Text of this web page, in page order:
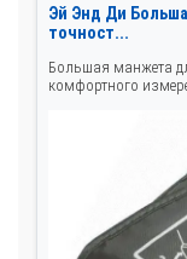
Эй Энд Ди
точност...
Большая манжета
комфортного